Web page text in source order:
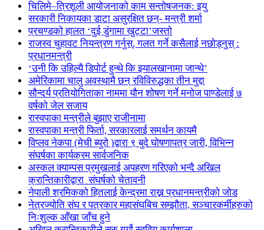
चिलिमे–त्रिशूली आयोजनाको काम सन्तोषजनक: इयु
सरकारी निकायका डाटा असुरक्षित छन्- मन्त्री शर्मा
प्रचण्डको हालत ‘दुई डुंगामा खुट्टा’जस्तो
राजस्व चुहावट नियन्त्रण गर्नुस्, गलत गर्ने कसैलाई नछोड्नुस् :
प्रधानमन्त्री
‘उनी कि उहिल्यै डिपोर्ट हुन्थे कि झ्यालखानामा जान्थे’
अमेरिकामा चालु अवस्थामै छन् रविविरुद्धका तीन मुद्दा
सौन्दर्य प्रतियोगिताका नाममा यौन शोषण गर्ने मनोज पाण्डेलाई ७
वर्षको जेल सजाय
रास्वपाका मन्त्रीले बुझाए राजीनामा
रास्वपाका मन्त्री फिर्ता, सरकारलाई समर्थन कायमै
विप्लव नेकपा (मेची ब्युरो )द्वारा ९ बुदे घोषणापत्र जारी, विभिन्न
संघर्षका कार्यक्रम सार्वजनिक
अस्कल क्याम्पस प्रमुखलाई अपहरण गरिएको भन्दै अखिल
क्रान्तिकारीद्वारा संघर्षको चेतावनी
नेपाली श्रमिकको हितलाई केन्द्रमा राख्न प्रधानमन्त्रीको जोड
नेत्रज्योति संघ र पत्रकार महासंघबिच सम्झौता, सञ्चारकर्मीहरुको
निःशुल्क आँखा जाँच हुने